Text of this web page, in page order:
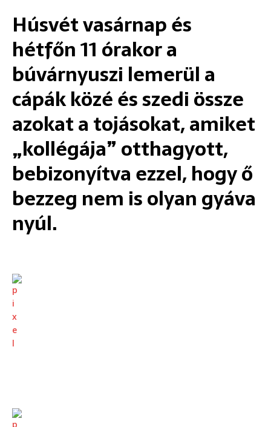
Húsvét vasárnap és
hétfőn 11 órakor a
búvárnyuszi lemerül a
cápák közé és szedi össze
azokat a tojásokat, amiket
„kollégája” otthagyott,
bebizonyítva ezzel, hogy ő
bezzeg nem is olyan gyáva
nyúl.